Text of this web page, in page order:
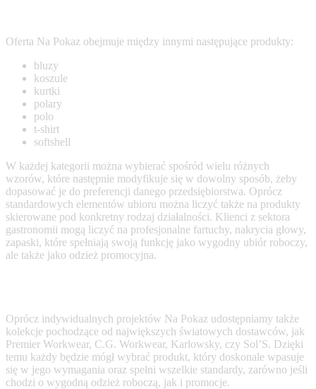
Oferta Na Pokaz obejmuje między innymi następujące produkty:
bluzy
koszule
kurtki
polary
polo
t-shirt
softshell
W każdej kategorii można wybierać spośród wielu różnych
wzorów, które następnie modyfikuje się w dowolny sposób, żeby
dopasować je do preferencji danego przedsiębiorstwa. Oprócz
standardowych elementów ubioru można liczyć także na produkty
skierowane pod konkretny rodzaj działalności. Klienci z sektora
gastronomii mogą liczyć na profesjonalne fartuchy, nakrycia głowy,
zapaski, które spełniają swoją funkcję jako wygodny ubiór roboczy,
ale także jako odzież promocyjna.
Oprócz indywidualnych projektów Na Pokaz udostępniamy także
kolekcje pochodzące od największych światowych dostawców, jak
Premier Workwear, C.G. Workwear, Karlowsky, czy Sol’S. Dzięki
temu każdy będzie mógł wybrać produkt, który doskonale wpasuje
się w jego wymagania oraz spełni wszelkie standardy, zarówno jeśli
chodzi o wygodną odzież roboczą, jak i promocje.